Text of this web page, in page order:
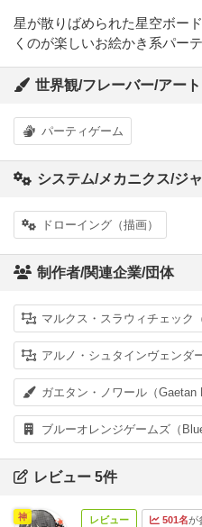
星が散りばめられた星空ボー
くのが楽しいお絵かき系パー
世界観/フレーバー/アー
パーティゲーム
システム/メカニクス/ジ
ドローイング（描画）
制作者/関連企業/団体
マルクス・スラウィチェック
アルノ・シュタインヴェンダ
ガエタン・ノワール（Gaetan
ブルーオレンジゲームズ（
レビュー 5件
レビュー 501名が
神